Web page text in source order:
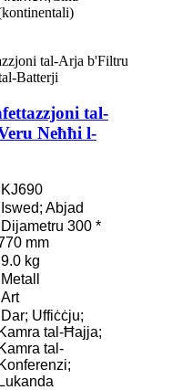
tal-
Neħħi l-
KJ690
Iswed; Abjad
Dijametru 300 *
mm
9.0 kg
Metall
Art
Dar; Uffiċċju;
Kamra tal-Ħajja;
Kamra tal-
Konferenzi;
Lukanda